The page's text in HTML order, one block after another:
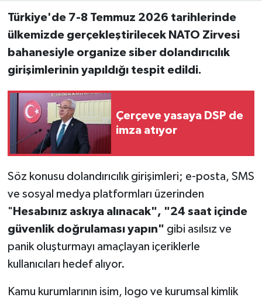
Türkiye'de 7-8 Temmuz 2026 tarihlerinde
ülkemizde gerçekleştirilecek NATO Zirvesi
bahanesiyle organize siber dolandırıcılık
girişimlerinin yapıldığı tespit edildi.
Çerçeve yasaya DSP de
imza atıyor
Söz konusu dolandırıcılık girişimleri; e-posta, SMS
ve sosyal medya platformları üzerinden
" Hesabınız askıya alınacak", "24 saat içinde
güvenlik doğrulaması yapın" gibi asılsız ve
panik oluşturmayı amaçlayan içeriklerle
kullanıcıları hedef alıyor.
Kamu kurumlarının isim, logo ve kurumsal kimlik